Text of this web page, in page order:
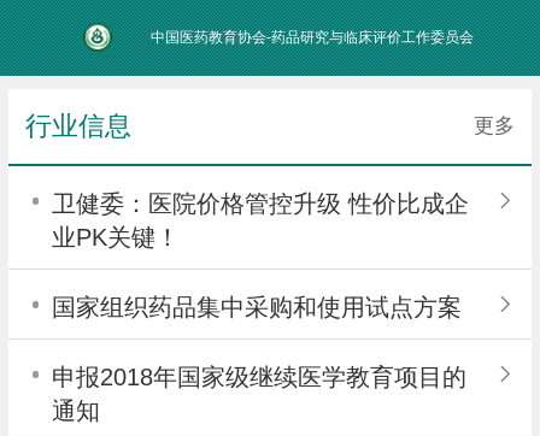
中国医药教育协会-药品研究与临床评价工作委员会
行业信息 更多
卫健委：医院价格管控升级 性价比成企
业PK关键！
国家组织药品集中采购和使用试点方案
申报2018年国家级继续医学教育项目的
通知